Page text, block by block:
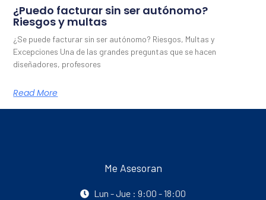
¿Puedo facturar sin ser autónomo?
Riesgos y multas
¿Se puede facturar sin ser autónomo? Riesgos, Multas y
Excepciones Una de las grandes preguntas que se hacen
diseñadores, profesores
Read More
Me Asesoran
Lun - Jue : 9:00 - 18:00